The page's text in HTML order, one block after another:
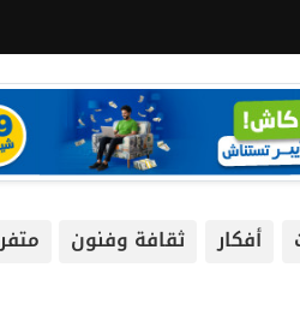
أفكار ثقافة وفنون